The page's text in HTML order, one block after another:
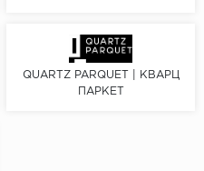
Серый
Бежевый
Дуб светлый
QUARTZ PARQUET | КВАРЦ
ПАРКЕТ